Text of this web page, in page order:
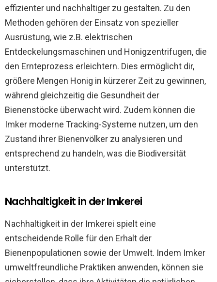
effizienter und nachhaltiger zu gestalten. Zu den
Methoden gehören der Einsatz von spezieller
Ausrüstung, wie z.B. elektrischen
Entdeckelungsmaschinen und Honigzentrifugen, die
den Ernteprozess erleichtern. Dies ermöglicht dir,
größere Mengen Honig in kürzerer Zeit zu gewinnen,
während gleichzeitig die Gesundheit der
Bienenstöcke überwacht wird. Zudem können die
Imker moderne Tracking-Systeme nutzen, um den
Zustand ihrer Bienenvölker zu analysieren und
entsprechend zu handeln, was die Biodiversität
unterstützt.
Nachhaltigkeit in der Imkerei
Nachhaltigkeit in der Imkerei spielt eine
entscheidende Rolle für den Erhalt der
Bienenpopulationen sowie der Umwelt. Indem Imker
umweltfreundliche Praktiken anwenden, können sie